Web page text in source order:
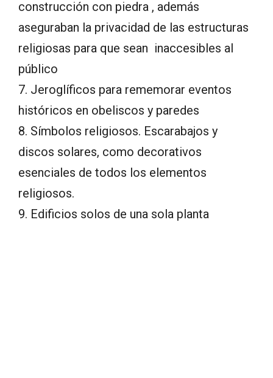
construcción con piedra , además
aseguraban la privacidad de las estructuras
religiosas para que sean inaccesibles al
público
7. Jeroglíficos para rememorar eventos
históricos en obeliscos y paredes
8. Símbolos religiosos. Escarabajos y
discos solares, como decorativos
esenciales de todos los elementos
religiosos.
9. Edificios solos de una sola planta